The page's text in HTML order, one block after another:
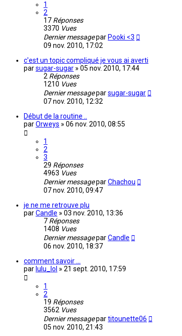
1
2
17 Réponses
3370 Vues
Dernier messagepar Pooki <3
09 nov. 2010, 17:02
c'est un topic compliqué je vous ai averti
parsugar-sugar » 05 nov. 2010, 17:44
2 Réponses
1210 Vues
Dernier messageparsugar-sugar
07 nov. 2010, 12:32
Début de la routine ..
parOrweys » 06 nov. 2010, 08:55
1
2
3
29 Réponses
4963 Vues
Dernier messageparChachou
07 nov. 2010, 09:47
je ne me retrouve plu
parCandle » 03 nov. 2010, 13:36
7 Réponses
1408 Vues
Dernier messageparCandle
06 nov. 2010, 18:37
comment savoir ...
par lulu_lol » 21 sept. 2010, 17:59
1
2
19 Réponses
3562 Vues
Dernier messagepartitounette06
05 nov. 2010, 21:43